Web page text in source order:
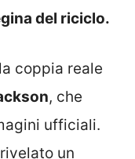
del riciclo.
coppia reale
, che
ufficiali.
un